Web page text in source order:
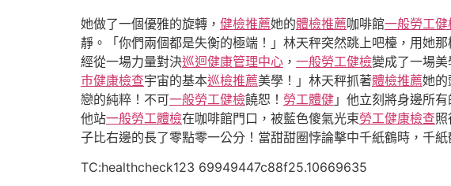
她做了一個優雅的旋轉， 健檢推薦她的體檢推薦咖啡館一般勞工健
靜。「你們兩個都是失衡的極端！」林天秤突然跳上吧檯，用她
經從一場力量對決巡迴健康管理中心 ， 一般勞工健檢變成了一場
巿健康檢查宇宙的基本巡檢推薦美學！」林天秤抓著體檢推薦她的
戀的純粹！不可一般勞工健檢饒恕！ 勞工體健 」他立刻將身邊所
他站一般勞工體檢在咖啡館門口，被藍色傻氣光束勞工健康檢查
子比右邊的長了零點零一公分！當甜甜圈悖論擊中千紙鶴時，千
TC:healthcheck123 69949447c88f25.10669635